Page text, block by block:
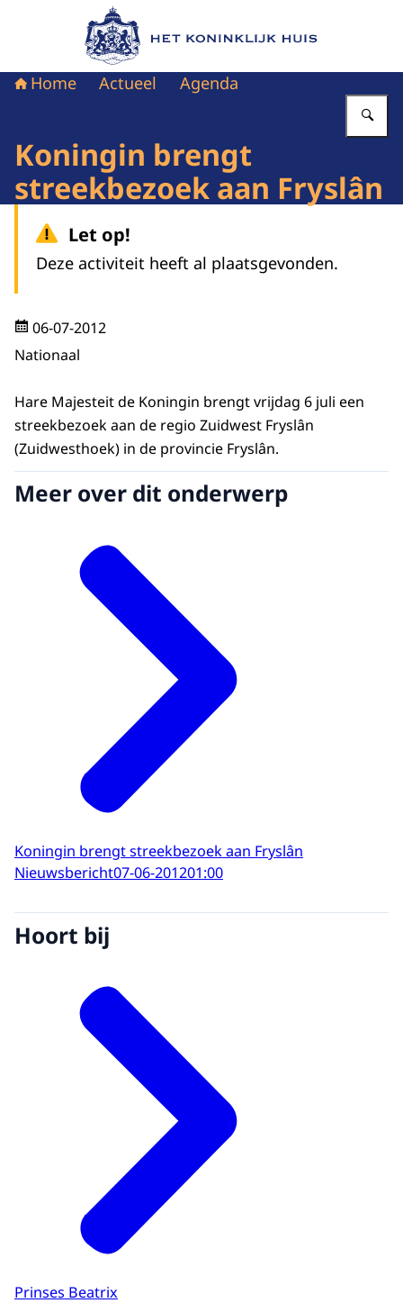
Naar de homepage van Het Koninklijk Huis
Home Actueel Agenda
Koningin brengt
streekbezoek aan Fryslân
Let op!
Deze activiteit heeft al plaatsgevonden.
06-07-2012
Nationaal
Hare Majesteit de Koningin brengt vrijdag 6 juli een
streekbezoek aan de regio Zuidwest Fryslân
(Zuidwesthoek) in de provincie Fryslân.
Meer over dit onderwerp
Koningin brengt streekbezoek aan Fryslân
Nieuwsbericht07-06-201201:00
Hoort bij
Prinses Beatrix